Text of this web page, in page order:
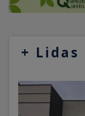
+ Lidas